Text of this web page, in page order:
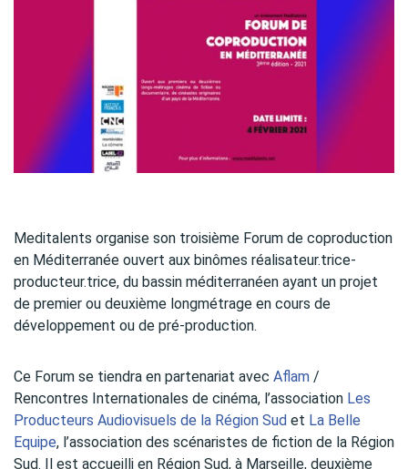
Meditalents organise son troisième Forum de coproduction
en Méditerranée ouvert aux binômes réalisateur.trice-
producteur.trice, du bassin méditerranéen ayant un projet
de premier ou deuxième longmétrage en cours de
développement ou de pré-production.
Ce Forum se tiendra en partenariat avec Aflam /
Rencontres Internationales de cinéma, l’association Les
Producteurs Audiovisuels de la Région Sud et La Belle
Equipe, l’association des scénaristes de fiction de la Région
Sud. Il est accueilli en Région Sud, à Marseille, deuxième